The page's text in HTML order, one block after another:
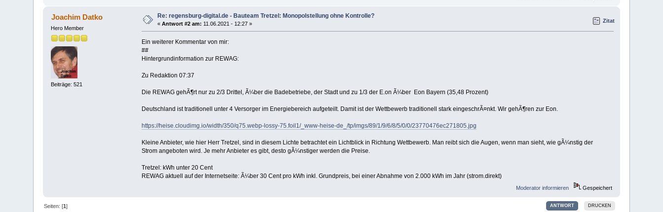
Joachim Datko
Hero Member
Beiträge: 521
Re: regensburg-digital.de - Bauteam Tretzel: Monopolstellung ohne Kontrolle?
«Antwort #2 am: 11.06.2021 - 12:27 » Zitat
Ein weiterer Kommentar von mir:
##
Hintergrundinformation zur REWAG:
Zu Redaktion 07:37
Die REWAG gehÃ¶rt nur zu 2/3 Drittel, Ã¼ber die Badebetriebe, der Stadt und zu 1/3 der E.on Ã¼ber Eon Bayern (35,48 Prozent)
Deutschland ist traditionell unter 4 Versorger im Energiebereich aufgeteilt. Damit ist der Wettbewerb traditionell stark eingeschrÃ¤nkt. Wir gehÃ¶ren zur Eon.
https://heise.cloudimg.io/width/350/q75.webp-lossy-75.foil1/_www-heise-de_/tp/imgs/89/1/9/6/8/5/0/0/23770476ec271805.jpg
Kleine Anbieter, wie hier Herr Tretzel, sind in diesem Lichte betrachtet ein Lichtblick in Richtung Wettbewerb. Man reibt sich die Augen, wenn man sieht, wie gÃ¼nstig der
Strom angeboten wird. Je mehr Anbieter es gibt, desto gÃ¼nstiger werden die Preise.
Tretzel: kWh unter 20 Cent
REWAG aktuell auf der Internetseite: Ã¼ber 30 Cent pro kWh inkl. Grundpreis, bei einer Abnahme von 2.000 kWh im Jahr (strom.direkt)
Moderator informieren Gespeichert
ANTWORT DRUCKEN
Seiten: [1]